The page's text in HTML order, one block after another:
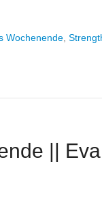
Wochenende
||